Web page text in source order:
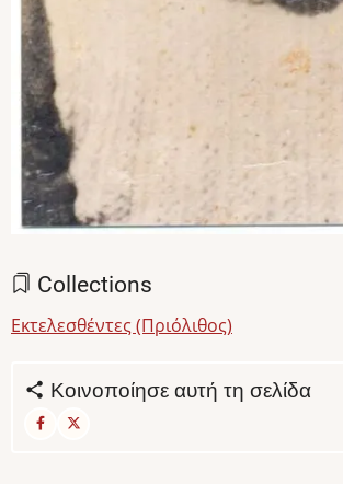
Collections
Εκτελεσθέντες (Πριόλιθος)
Κοινοποίησε αυτή τη σελίδα